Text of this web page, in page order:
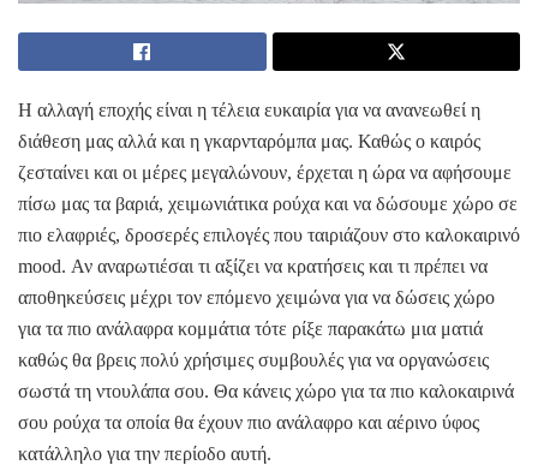
Η αλλαγή εποχής είναι η τέλεια ευκαιρία για να ανανεωθεί η
διάθεση μας αλλά και η γκαρνταρόμπα μας. Καθώς ο καιρός
ζεσταίνει και οι μέρες μεγαλώνουν, έρχεται η ώρα να αφήσουμε
πίσω μας τα βαριά, χειμωνιάτικα ρούχα και να δώσουμε χώρο σε
πιο ελαφριές, δροσερές επιλογές που ταιριάζουν στο καλοκαιρινό
mood. Αν αναρωτιέσαι τι αξίζει να κρατήσεις και τι πρέπει να
αποθηκεύσεις μέχρι τον επόμενο χειμώνα για να δώσεις χώρο
για τα πιο ανάλαφρα κομμάτια τότε ρίξε παρακάτω μια ματιά
καθώς θα βρεις πολύ χρήσιμες συμβουλές για να οργανώσεις
σωστά τη ντουλάπα σου. Θα κάνεις χώρο για τα πιο καλοκαιρινά
σου ρούχα τα οποία θα έχουν πιο ανάλαφρο και αέρινο ύφος
κατάλληλο για την περίοδο αυτή.